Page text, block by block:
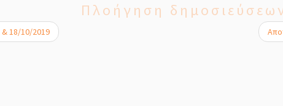
Πλοήγηση
18/10/2019